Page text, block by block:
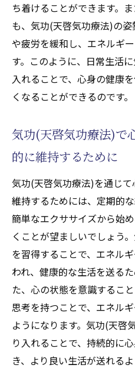
解消する方法
エネルギーを感じ
気功(天啓気功療
するプロセス
エネルギーの流れ
日常で気の流れを
ス
エネルギーの流れを最
法)の実践で日常生活
エネルギーの流れ
(天啓気功療法)の
日常生活における
を活かす
エネルギー循環を
持続的なエネルギ
功(天啓気功療法)
気功(天啓気功療
ための方法
ち着けることができます。
も、気功(天啓気功療法)の
や疲労を緩和し、エネルギ
す。このように、日常生活
入れることで、心身の健康
くなることができるのです。
気功(天啓気功療法)で
的に維持するために
気功(天啓気功療法)を通じ
維持するためには、定期的
簡単なエクササイズから始
くことが望ましいでしょう
を習得することで、エネル
われ、健康的な生活を送る
た、心の状態を意識するこ
思考を持つことで、エネル
ようになります。気功(天啓
り入れることで、持続的に
き、より良い生活が送れるよ